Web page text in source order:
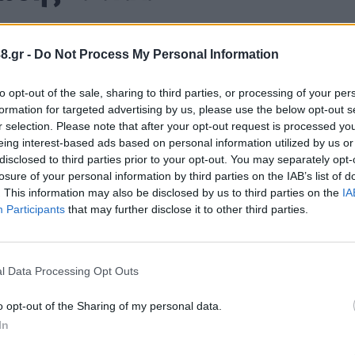
- Do Not Process My Personal Information
opt-out of the sale, sharing to third parties, or processing of your
for targeted advertising by us, please use the below opt-out
selection. Please note that after your opt-out request is processed
interest-based ads based on personal information utilized by us
to third parties prior to your opt-out. You may separately
of your personal information by third parties on the IAB’s list of
This information may also be disclosed by us to third parties on the
Participants that may further disclose it to other third parties.
Data Processing Opt Outs
opt-out of the Sharing of my personal data.
συνεδριάσεις τους πως δεν θα δεχθούν καμία
προσχέδιο του νομοσχεδίου που
δε, υποστηρίζουν, με τον ένα ή
των υπηρεσιών που αφορούν την